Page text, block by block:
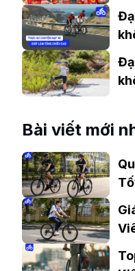
Bài viết mới